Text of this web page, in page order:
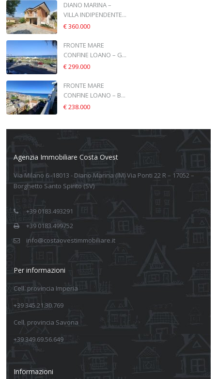
DIANO MARINA –
VILLA INDIPENDENTE...
€ 360.000
FRONTE MARE
CONFINE LOANO – G...
€ 299.000
FRONTE MARE
CONFINE LOANO – B...
€ 238.000
Agenzia Immobiliare Costa Ovest
Via Milano 6 -18013 - Diano Marina (IM) Via Ponti 22 R – 17052 –
Borghetto Santo Spirito (SV)
+39 0183.493291
+39 0183.499752
info@costaovestimmobiliare.it
Per informazioni
Cell. provincia Imperia
+39 345.21.30.769
Cell. provincia Savona
+39 349.69.56.649
Informazioni